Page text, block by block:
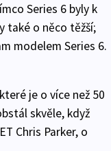
Series 6 byly k
také o něco těžší;
modelem Series 6.
je o více než 50
skvěle, když
Chris Parker, o